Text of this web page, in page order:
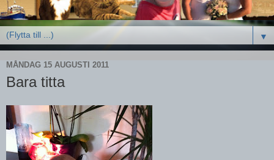
▼
MÅNDAG 15 AUGUSTI 2011
Bara titta